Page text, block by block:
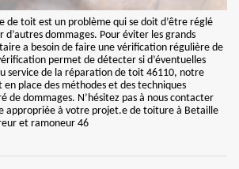
de toit est un problème qui se doit d’être réglé
d’autres dommages. Pour éviter les grands
a besoin de faire une vérification régulière de
permet de détecter si d’éventuelles
service de la réparation de toit 46110, notre
place des méthodes et des techniques
de dommages. N’hésitez pas à nous contacter
appropriée à votre projet.e de toiture à Betaille
et ramoneur 46